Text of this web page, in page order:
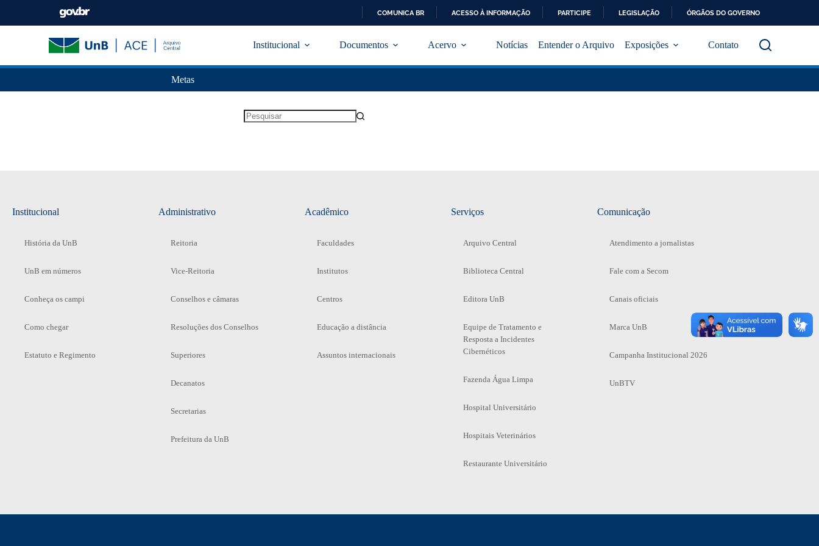
A
COMUNICA BR ACESSO À INFORMAÇÃO PARTICIPE LEGISLAÇÃO ÓRGÃOS DO GOVERNO
Institucional Documentos Acervo Notícias Entender o Arquivo Exposições Contato
Metas
Institucional
História da UnB
UnB em números
Conheça os campi
Como chegar
Estatuto e Regimento
Administrativo
Reitoria
Vice-Reitoria
Conselhos e câmaras
Resoluções dos Conselhos
Superiores
Decanatos
Secretarias
Prefeitura da UnB
Acadêmico
Faculdades
Institutos
Centros
Educação a distância
Assuntos internacionais
Serviços
Arquivo Central
Biblioteca Central
Editora UnB
Equipe de Tratamento e
Resposta a Incidentes
Cibernéticos
Fazenda Água Limpa
Hospital Universitário
Hospitais Veterinários
Restaurante Universitário
Comunicação
Atendimento a jornalistas
Fale com a Secom
Canais oficiais
Marca UnB
Campanha Institucional 2026
UnBTV